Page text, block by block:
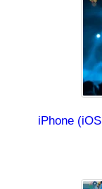
كيفية تمكين ميزة Music Haptics على iPhone (iOS